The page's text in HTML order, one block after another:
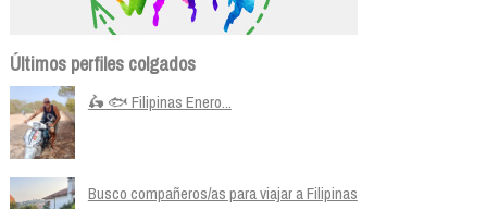
Últimos perfiles colgados
🛵 🐟 Filipinas Enero...
Busco compañeros/as para viajar a Filipinas